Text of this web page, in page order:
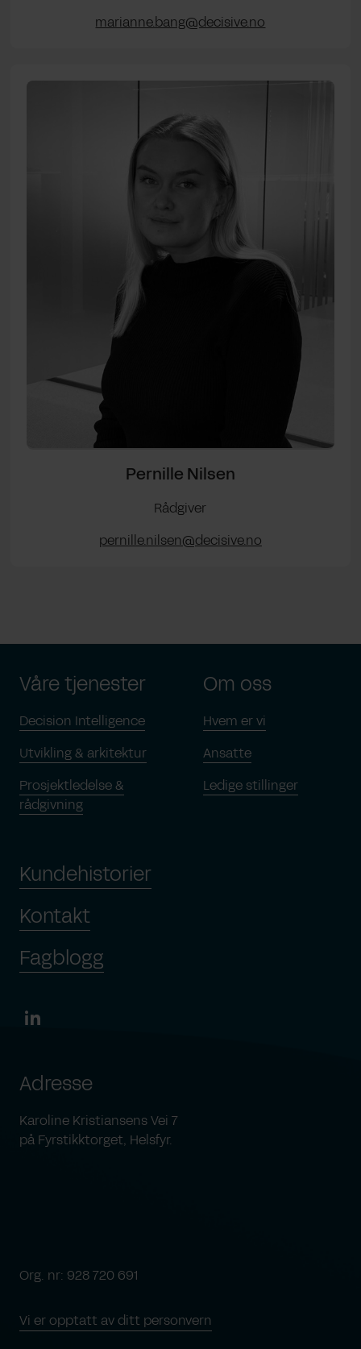
marianne.bang@decisive.no
Pernille Nilsen
Rådgiver
pernille.nilsen@decisive.no
Våre tjenester
Decision Intelligence
Utvikling & arkitektur
Prosjektledelse &
rådgivning
Om oss
Hvem er vi
Ansatte
Ledige stillinger
Kundehistorier
Kontakt
Fagblogg
Adresse
Karoline Kristiansens Vei 7
på Fyrstikktorget, Helsfyr.
Org. nr: 928 720 691
Vi er opptatt av ditt personvern